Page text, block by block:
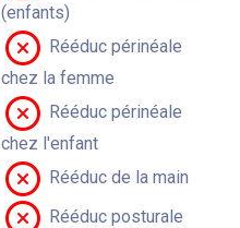
(enfants)
Rééduc périnéale
chez la femme
Rééduc périnéale
chez l'enfant
Rééduc de la main
Rééduc posturale